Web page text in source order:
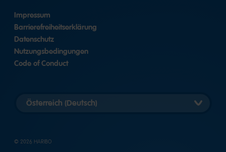
Impressum
Barrierefreiheitserklärung
Datenschutz
Nutzungsbedingungen
Code of Conduct
Länderversion
auswählen
© 2026 HARIBO